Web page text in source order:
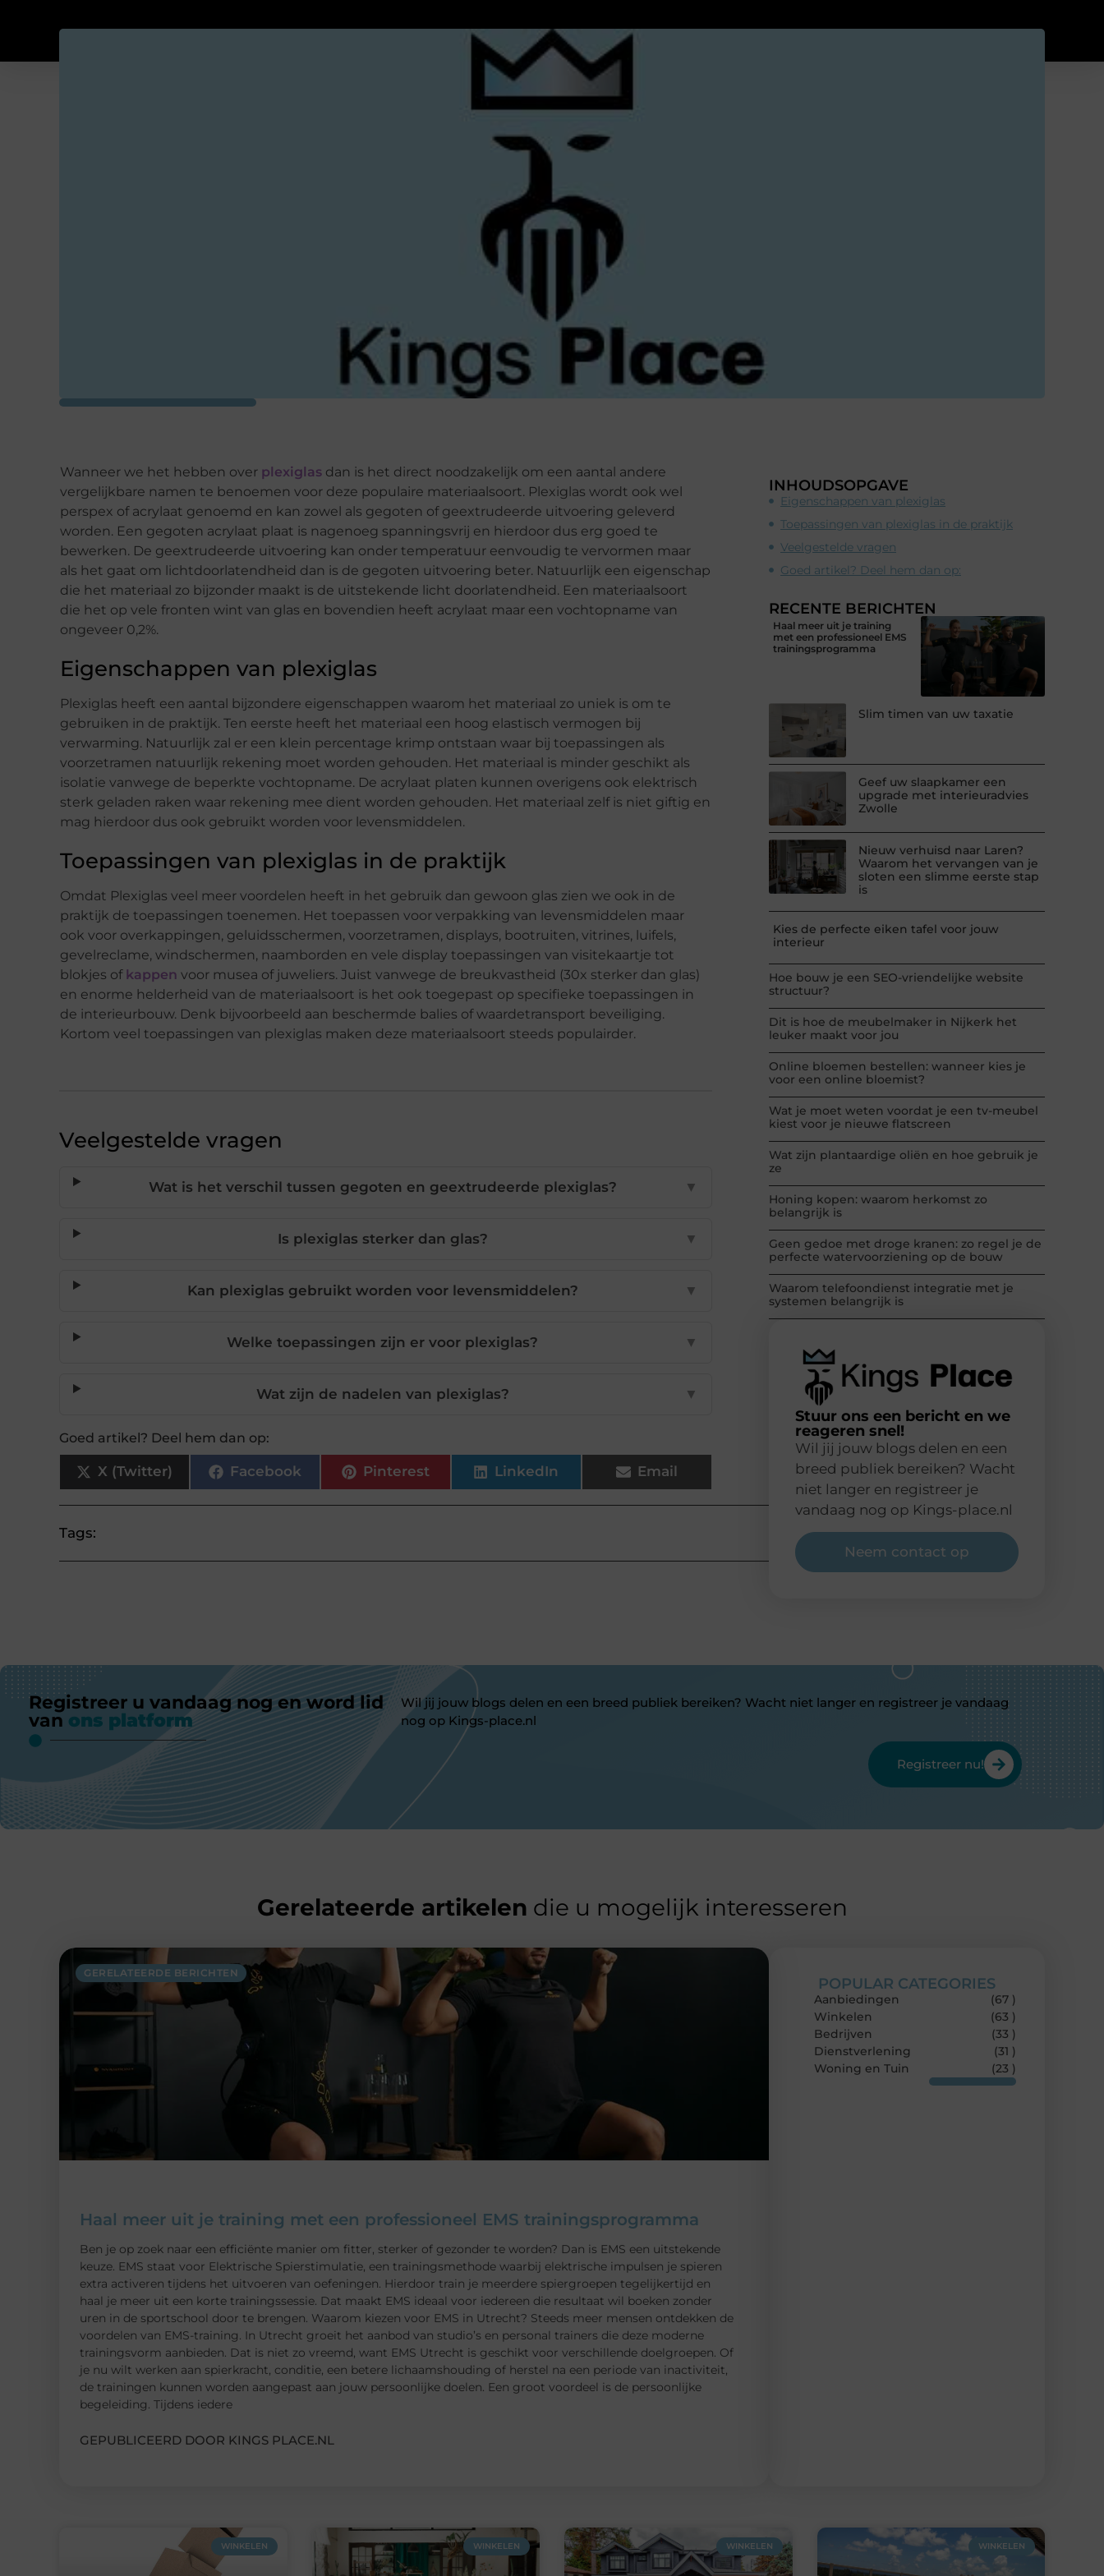
Wanneer we het hebben over plexiglas dan is het direct noodzakelijk om een aantal andere
vergelijkbare namen te benoemen voor deze populaire materiaalsoort. Plexiglas wordt ook wel
perspex of acrylaat genoemd en kan zowel als gegoten of geextrudeerde uitvoering geleverd
worden. Een gegoten acrylaat plaat is nagenoeg spanningsvrij en hierdoor dus erg goed te
bewerken. De geextrudeerde uitvoering kan onder temperatuur eenvoudig te vervormen maar
als het gaat om lichtdoorlatendheid dan is de gegoten uitvoering beter. Natuurlijk een eigenschap
die het materiaal zo bijzonder maakt is de uitstekende licht doorlatendheid. Een materiaalsoort
die het op vele fronten wint van glas en bovendien heeft acrylaat maar een vochtopname van
ongeveer 0,2%.
Eigenschappen van plexiglas
Plexiglas heeft een aantal bijzondere eigenschappen waarom het materiaal zo uniek is om te
gebruiken in de praktijk. Ten eerste heeft het materiaal een hoog elastisch vermogen bij
verwarming. Natuurlijk zal er een klein percentage krimp ontstaan waar bij toepassingen als
voorzetramen natuurlijk rekening moet worden gehouden. Het materiaal is minder geschikt als
isolatie vanwege de beperkte vochtopname. De acrylaat platen kunnen overigens ook elektrisch
sterk geladen raken waar rekening mee dient worden gehouden. Het materiaal zelf is niet giftig en
mag hierdoor dus ook gebruikt worden voor levensmiddelen.
Toepassingen van plexiglas in de praktijk
Omdat Plexiglas veel meer voordelen heeft in het gebruik dan gewoon glas zien we ook in de
praktijk de toepassingen toenemen. Het toepassen voor verpakking van levensmiddelen maar
ook voor overkappingen, geluidsschermen, voorzetramen, displays, bootruiten, vitrines, luifels,
gevelreclame, windschermen, naamborden en vele display toepassingen van visitekaartje tot
blokjes of kappen voor musea of juweliers. Juist vanwege de breukvastheid (30x sterker dan glas)
en enorme helderheid van de materiaalsoort is het ook toegepast op specifieke toepassingen in
de interieurbouw. Denk bijvoorbeeld aan beschermde balies of waardetransport beveiliging.
Kortom veel toepassingen van plexiglas maken deze materiaalsoort steeds populairder.
Veelgestelde vragen
Wat is het verschil tussen gegoten en geextrudeerde plexiglas? ▼
Is plexiglas sterker dan glas? ▼
Kan plexiglas gebruikt worden voor levensmiddelen? ▼
Welke toepassingen zijn er voor plexiglas? ▼
Wat zijn de nadelen van plexiglas? ▼
Goed artikel? Deel hem dan op:
X (Twitter) Facebook Pinterest LinkedIn Email
Tags:
INHOUDSOPGAVE
Eigenschappen van plexiglas
Toepassingen van plexiglas in de praktijk
Veelgestelde vragen
Goed artikel? Deel hem dan op:
RECENTE BERICHTEN
Haal meer uit je training
met een professioneel EMS
trainingsprogramma
Slim timen van uw taxatie
Geef uw slaapkamer een
upgrade met interieuradvies
Zwolle
Nieuw verhuisd naar Laren?
Waarom het vervangen van je
sloten een slimme eerste stap
is
Kies de perfecte eiken tafel voor jouw
interieur
Hoe bouw je een SEO-vriendelijke website
structuur?
Dit is hoe de meubelmaker in Nijkerk het
leuker maakt voor jou
Online bloemen bestellen: wanneer kies je
voor een online bloemist?
Wat je moet weten voordat je een tv-meubel
kiest voor je nieuwe flatscreen
Wat zijn plantaardige oliën en hoe gebruik je
ze
Honing kopen: waarom herkomst zo
belangrijk is
Geen gedoe met droge kranen: zo regel je de
perfecte watervoorziening op de bouw
Waarom telefoondienst integratie met je
systemen belangrijk is
Stuur ons een bericht en we
reageren snel!
Wil jij jouw blogs delen en een
breed publiek bereiken? Wacht
niet langer en registreer je
vandaag nog op Kings-place.nl
Neem contact op
Registreer u vandaag nog en word lid
van ons platform
Wil jij jouw blogs delen en een breed publiek bereiken? Wacht niet langer en registreer je vandaag
nog op Kings-place.nl
Registreer nu!
Gerelateerde artikelen die u mogelijk interesseren
GERELATEERDE BERICHTEN
Haal meer uit je training met een professioneel EMS trainingsprogramma
Ben je op zoek naar een efficiënte manier om fitter, sterker of gezonder te worden? Dan is EMS een uitstekende
keuze. EMS staat voor Elektrische Spierstimulatie, een trainingsmethode waarbij elektrische impulsen je spieren
extra activeren tijdens het uitvoeren van oefeningen. Hierdoor train je meerdere spiergroepen tegelijkertijd en
haal je meer uit een korte trainingssessie. Dat maakt EMS ideaal voor iedereen die resultaat wil boeken zonder
uren in de sportschool door te brengen. Waarom kiezen voor EMS in Utrecht? Steeds meer mensen ontdekken de
voordelen van EMS-training. In Utrecht groeit het aanbod van studio’s en personal trainers die deze moderne
trainingsvorm aanbieden. Dat is niet zo vreemd, want EMS Utrecht is geschikt voor verschillende doelgroepen. Of
je nu wilt werken aan spierkracht, conditie, een betere lichaamshouding of herstel na een periode van inactiviteit,
de trainingen kunnen worden aangepast aan jouw persoonlijke doelen. Een groot voordeel is de persoonlijke
begeleiding. Tijdens iedere
GEPUBLICEERD DOOR KINGS PLACE.NL
POPULAR CATEGORIES
Aanbiedingen
(67 )
Winkelen
(63 )
Bedrijven
(33 )
Dienstverlening
(31 )
Woning en Tuin
(23 )
WINKELEN WINKELEN WINKELEN WINKELEN